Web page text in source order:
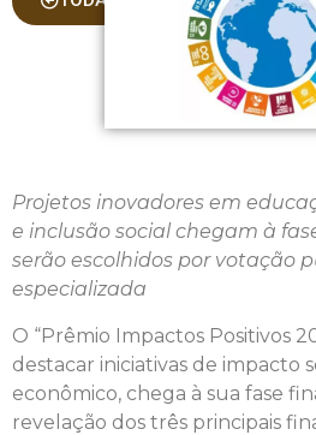
Projetos inovadores em
e inclusão social chegam à
serão escolhidos por votação
especializada
O “Prêmio Impactos Positivos
destacar iniciativas de impacto
econômico, chega à sua fase
revelação dos três principais